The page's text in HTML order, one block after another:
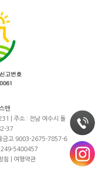
맨
| 주소 : 전남 여수시 돌
37
금고 9003-2675-7857-6
249-5400457
침 여행약관